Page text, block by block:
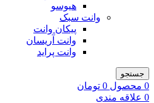
هیوسو
وانت سبک
پیکان وانت
وانت آریسان
وانت پراید
جستجو
0 محصول 0 تومان
0 علاقه مندی